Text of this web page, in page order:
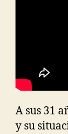
A sus 31
y su